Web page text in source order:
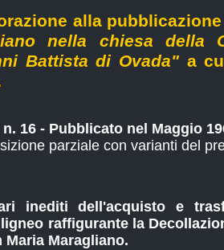
alla
nella chiesa della
Battista di Ovada" a
16 - Pubblicato nel Maggio
parziale con varianti del
inediti dell'acquisto e
raffigurante la
Maria Maragliano.